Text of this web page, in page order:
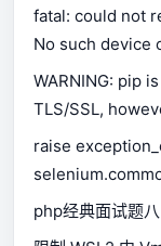
fatal: could not
No such device
WARNING: pip
TLS/SSL,
available.
raise
php经典面试题